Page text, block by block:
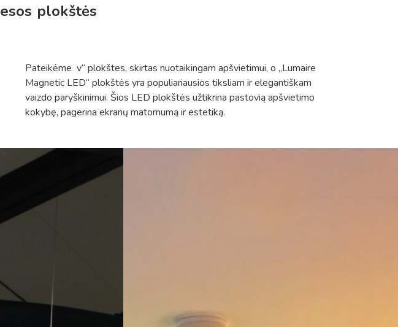
plokštės
Pateikėme v“ plokštes, skirtas nuotaikingam apšvietimui, o „Lumaire
Magnetic LED“ plokštės yra populiariausios tiksliam ir elegantiškam
vaizdo paryškinimui. Šios LED plokštės užtikrina pastovią apšvietimo
kokybę, pagerina ekranų matomumą ir estetiką.